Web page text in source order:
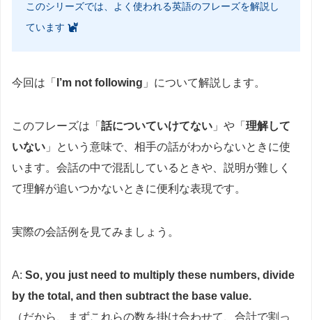
このシリーズでは、よく使われる英語のフレーズを解説し
ています
今回は「 I’m not following 」について解説します。
このフレーズは「 話についていけてない 」や「 理解して
いない 」という意味で、相手の話がわからないときに使
います。会話の中で混乱しているときや、説明が難しく
て理解が追いつかないときに便利な表現です。
実際の会話例を見てみましょう。
A: So, you just need to multiply these numbers, divide
by the total, and then subtract the base value.
（だから、まずこれらの数を掛け合わせて、合計で割っ